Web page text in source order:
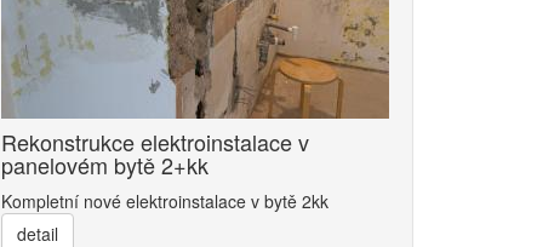
Rekonstrukce elektroinstalace v
panelovém bytě 2+kk
Kompletní nové elektroinstalace v bytě 2kk
detail